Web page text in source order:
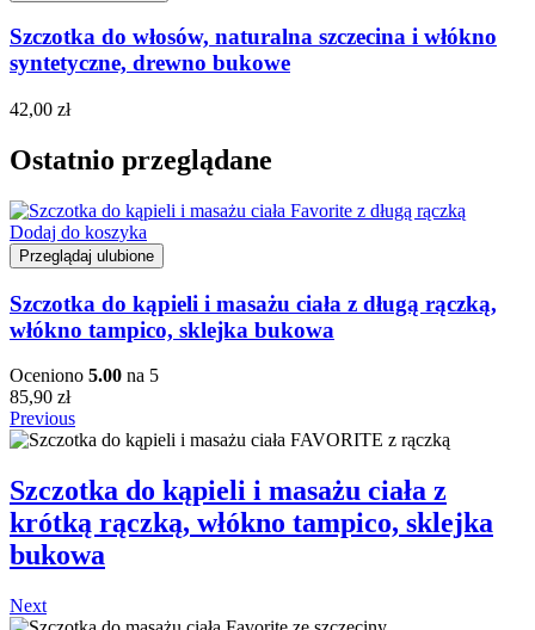
Szczotka do włosów, naturalna szczecina i włókno
syntetyczne, drewno bukowe
42,00 zł
Ostatnio przeglądane
Dodaj do koszyka
Przeglądaj ulubione
Szczotka do kąpieli i masażu ciała z długą rączką,
włókno tampico, sklejka bukowa
Oceniono 5.00 na 5
85,90 zł
Previous
Szczotka do kąpieli i masażu ciała z
krótką rączką, włókno tampico, sklejka
bukowa
Next